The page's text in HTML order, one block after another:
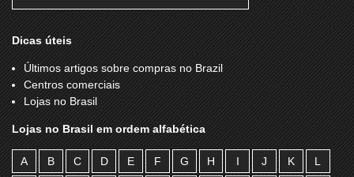
Dicas úteis
Últimos artigos sobre compras no Brazil
Centros comerciais
Lojas no Brasil
Lojas no Brasil em ordem alfabética
A B C D E F G H I J K L